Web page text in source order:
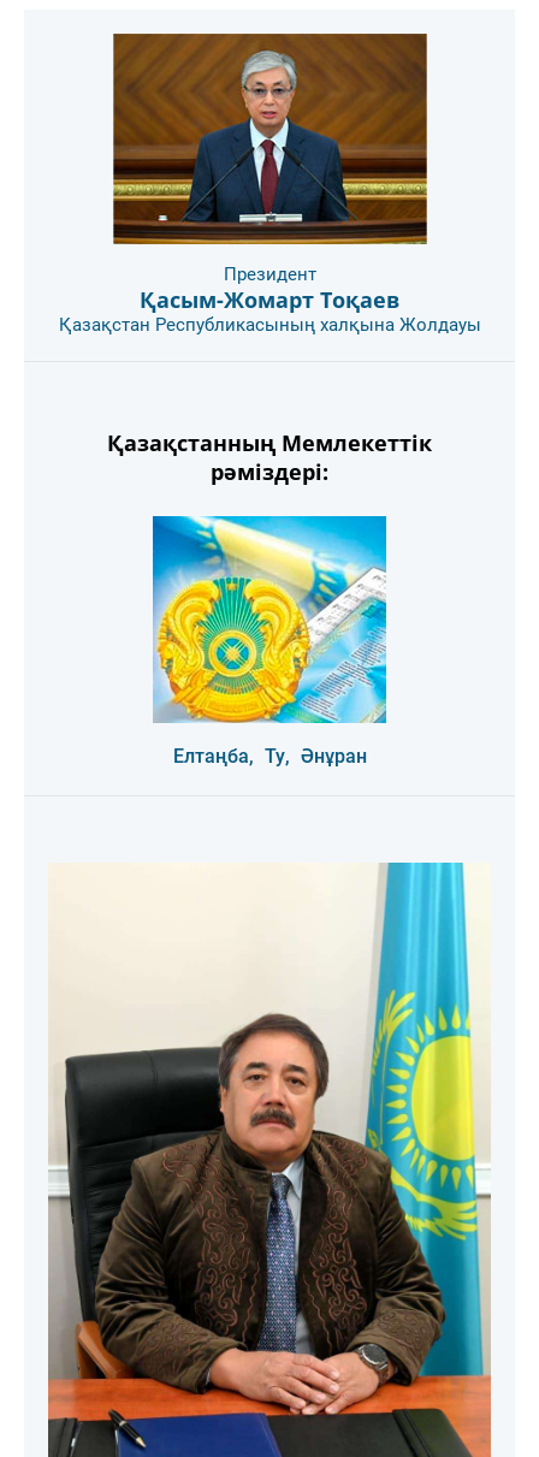
Президент
Қасым-Жомарт Тоқаев
Қазақстан Республикасының халқына Жолдауы
Қазақстанның Мемлекеттік
рәміздері:
Елтаңба, Ту, Әнұран